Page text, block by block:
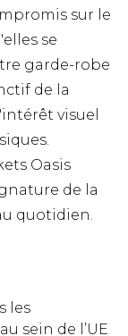
sur le
se
garde-robe
de la
visuel
Oasis
de la
quotidien.
les
sein de l’UE